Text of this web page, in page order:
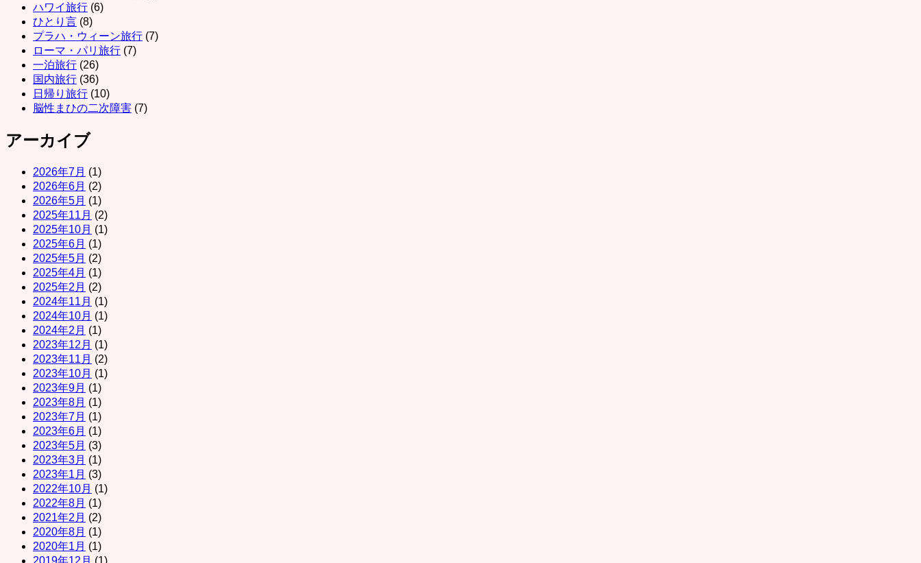
ハワイ旅行 (6)
ひとり言 (8)
プラハ・ウィーン旅行 (7)
ローマ・パリ旅行 (7)
一泊旅行 (26)
国内旅行 (36)
日帰り旅行 (10)
脳性まひの二次障害 (7)
アーカイブ
2026年7月 (1)
2026年6月 (2)
2026年5月 (1)
2025年11月 (2)
2025年10月 (1)
2025年6月 (1)
2025年5月 (2)
2025年4月 (1)
2025年2月 (2)
2024年11月 (1)
2024年10月 (1)
2024年2月 (1)
2023年12月 (1)
2023年11月 (2)
2023年10月 (1)
2023年9月 (1)
2023年8月 (1)
2023年7月 (1)
2023年6月 (1)
2023年5月 (3)
2023年3月 (1)
2023年1月 (3)
2022年10月 (1)
2022年8月 (1)
2021年2月 (2)
2020年8月 (1)
2020年1月 (1)